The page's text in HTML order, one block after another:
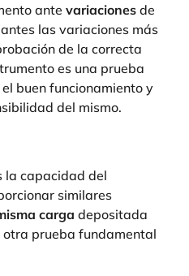
ante variacionesde
las variaciones más
de la correcta
es una prueba
buen funcionamiento y
del mismo.
la capacidad del
similares
carga depositada
otra prueba fundamental